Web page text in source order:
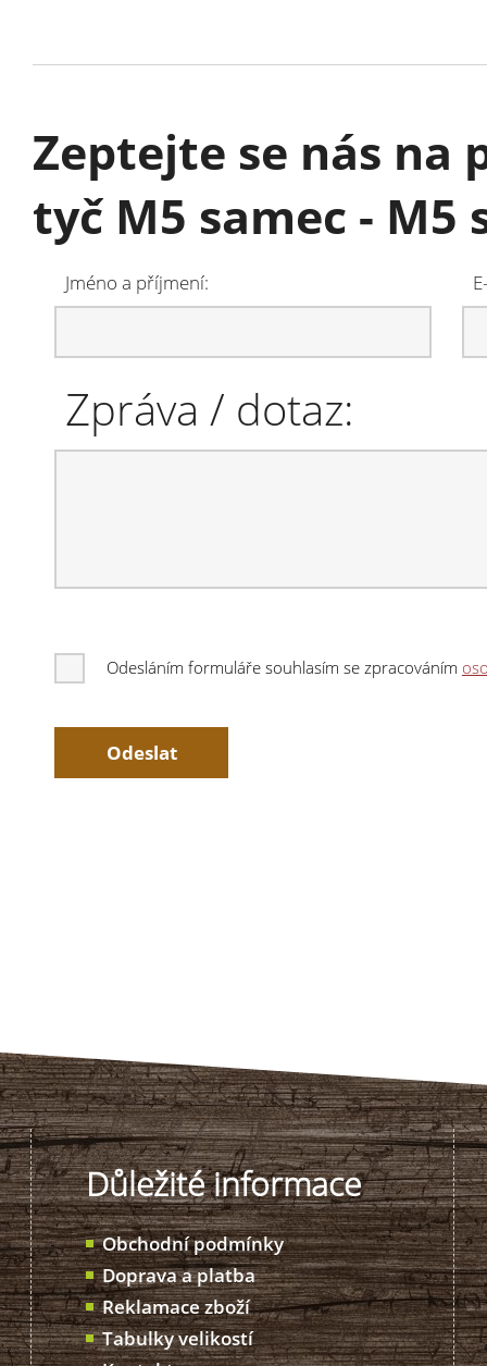
Zeptejte se nás
tyč M5 samec - M5
Jméno a příjmení:
Zpráva / dotaz:
Odesláním formuláře souhlasím se zpracováním
Důležité informace
Obchodní podmínky
Doprava a platba
Reklamace zboží
Tabulky velikostí